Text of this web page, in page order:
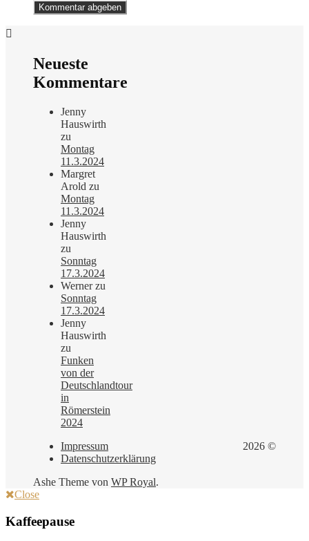
Neueste
Kommentare
Jenny
Hauswirth
zu
Montag
11.3.2024
Margret
Arold zu
Montag
11.3.2024
Jenny
Hauswirth
zu
Sonntag
17.3.2024
Wernerzu
Sonntag
17.3.2024
Jenny
Hauswirth
zu
Funken
von der
Deutschlandtour
in
Römerstein
2024
2026 ©
Impressum
Datenschutzerklärung
Ashe Theme von WP Royal.
Close
Kaffeepause